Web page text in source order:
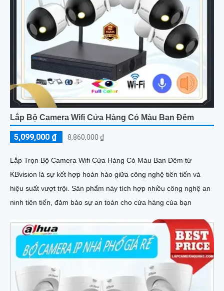
Lắp Bộ Camera Wifi Cửa Hàng Có Màu Ban Đêm
5,099,000 ₫ 8,860,000 ₫
Lắp Trọn Bộ Camera Wifi Cửa Hàng Có Màu Ban Đêm từ
KBvision là sự kết hợp hoàn hảo giữa công nghệ tiên tiến và
hiệu suất vượt trội. Sản phẩm này tích hợp nhiều công nghệ an
ninh tiên tiến, đảm bảo sự an toàn cho cửa hàng của bạn